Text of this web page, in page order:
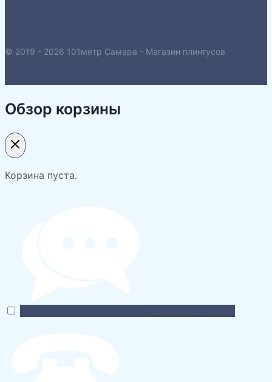
© 2019 - 2026 101метр Самара - Магазин плинтусов
Обзор корзины
Корзина пуста.